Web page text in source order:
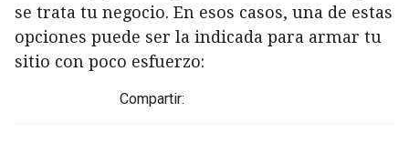
se trata tu negocio. En esos casos, una de estas
opciones puede ser la indicada para armar tu
sitio con poco esfuerzo:
Compartir: